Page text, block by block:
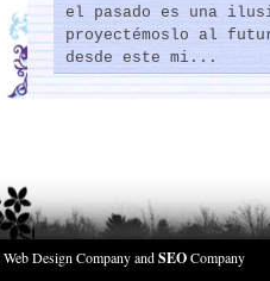
el pasado es una
proyectémoslo al
desde este mi...
Web Design CompanyandSEOCompany